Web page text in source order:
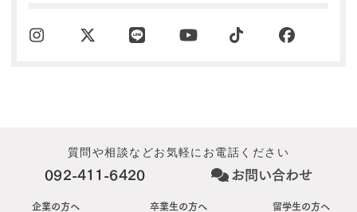
質問や相談などお気軽にお電話ください
092-411-6420 お問い合わせ
企業の方へ 卒業生の方へ 留学生の方へ